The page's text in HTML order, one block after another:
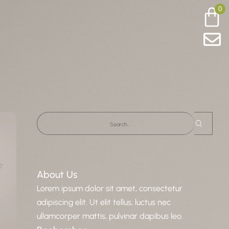
0
About Us
Lorem ipsum dolor sit amet, consectetur
adipiscing elit. Ut elit tellus, luctus nec
ullamcorper mattis, pulvinar dapibus leo.